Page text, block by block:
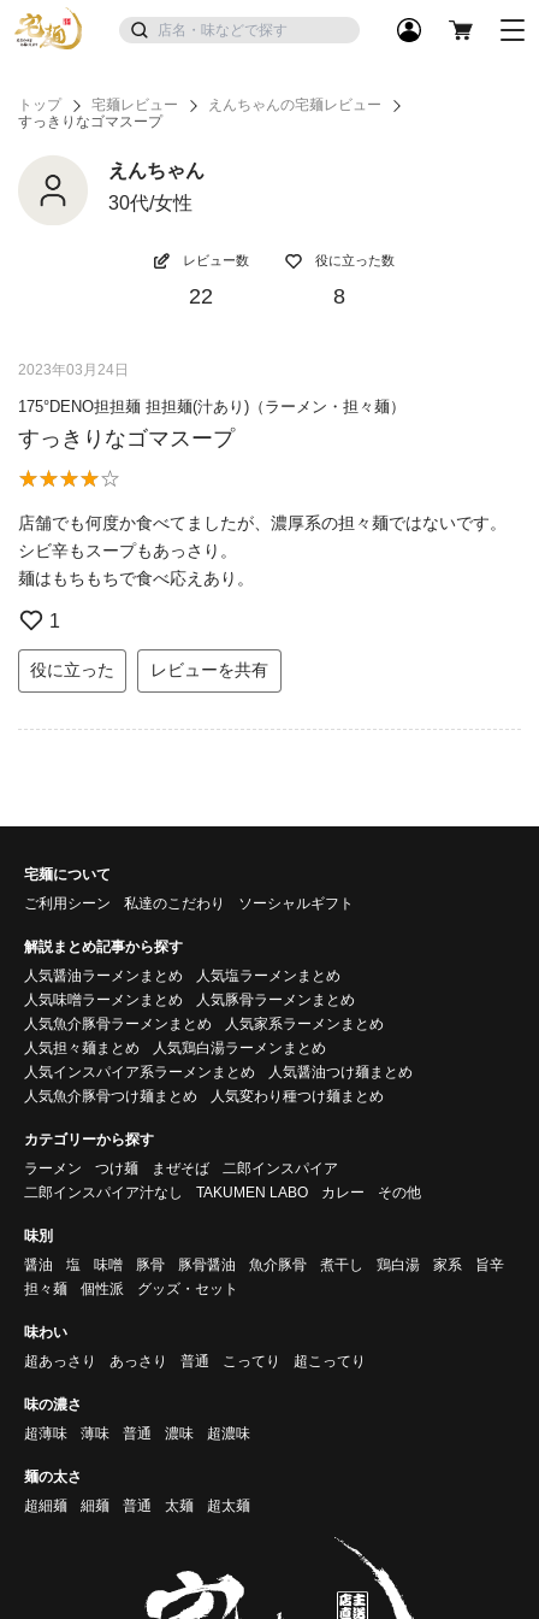
トップ 宅麺レビュー
えんちゃんの宅麺レビュー
すっきりなゴマスープ
えんちゃん
30代/女性
レビュー数
22
役に立った数
8
2023年03月24日
175°DENO担担麺 担担麺(汁あり)（ラーメン・担々麺）
すっきりなゴマスープ
店舗でも何度か食べてましたが、濃厚系の担々麺ではないです。
シビ辛もスープもあっさり。
麺はもちもちで食べ応えあり。
1
役に立った レビューを共有
宅麺について
ご利用シーン
私達のこだわり ソーシャルギフト
解説まとめ記事から探す
人気醤油ラーメンまとめ
人気塩ラーメンまとめ
人気味噌ラーメンまとめ
人気豚骨ラーメンまとめ
人気魚介豚骨ラーメンまとめ
人気家系ラーメンまとめ
人気担々麺まとめ
人気鶏白湯ラーメンまとめ
人気インスパイア系ラーメンまとめ
人気醤油つけ麺まとめ
人気魚介豚骨つけ麺まとめ
人気変わり種つけ麺まとめ
カテゴリーから探す
ラーメン
つけ麺 まぜそば
二郎インスパイア
二郎インスパイア汁なし
TAKUMEN LABO カレー その他
味別
醤油
塩 味噌 豚骨 豚骨醤油 魚介豚骨 煮干し 鶏白湯 家系
旨辛
担々麺
個性派 グッズ・セット
味わい
超あっさり
あっさり 普通 こってり 超こってり
味の濃さ
超薄味
薄味 普通 濃味 超濃味
麺の太さ
超細麺
細麺 普通 太麺 超太麺